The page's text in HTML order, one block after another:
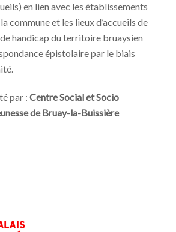
en lien avec les établissements
commune et les lieux d’accueils de
handicap du territoire bruaysien
épistolaire par le biais
par : Centre Social et Socio
de Bruay-la-Buissière